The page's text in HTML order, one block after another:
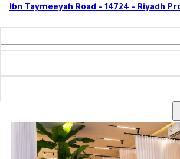
Ibn Taymeeyah Road - 14724 - Riyadh